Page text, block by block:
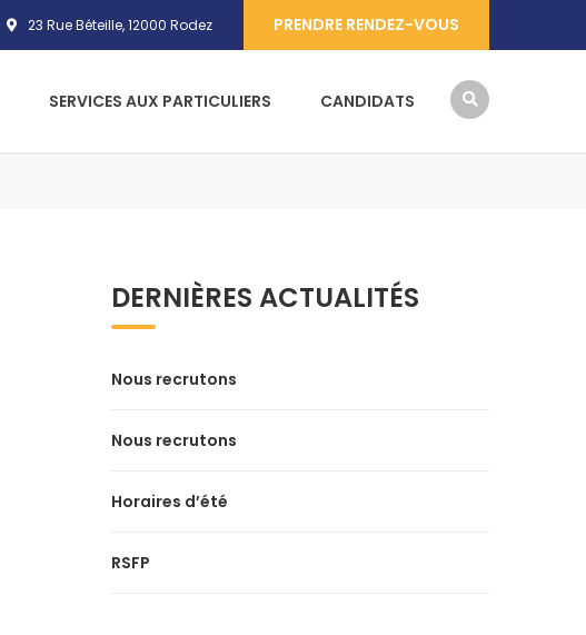
23 Rue Béteille, 12000 Rodez PRENDRE RENDEZ-VOUS
SERVICES AUX PARTICULIERS CANDIDATS
DERNIÈRES ACTUALITÉS
Nous recrutons
Nous recrutons
Horaires d’été
RSFP